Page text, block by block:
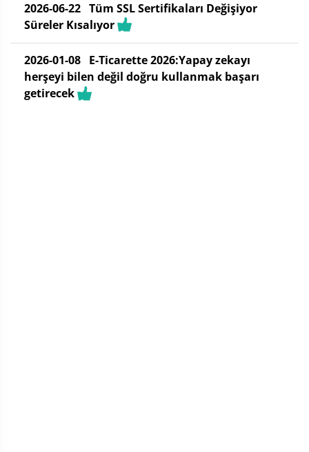
2026-06-22 Tüm SSL Sertifikaları Değişiyor
Süreler Kısalıyor
2026-01-08 E-Ticarette 2026:Yapay zekayı
herşeyi bilen değil doğru kullanmak başarı
getirecek